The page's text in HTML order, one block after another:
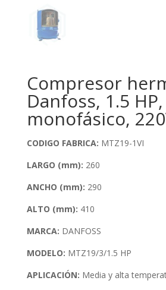
Compresor
Danfoss, 1.5 HP,
monofásico,
CODIGO FABRICA: MTZ19-1VI
LARGO (mm): 260
ANCHO (mm): 290
ALTO (mm): 410
MARCA: DANFOSS
MODELO: MTZ19/3/1.5 HP
APLICACIÓN: Media y alta